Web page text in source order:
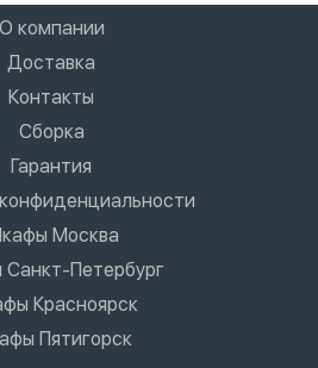
О компании
Доставка
Контакты
Сборка
Гарантия
Москва
Петербург
Красноярск
Пятигорск